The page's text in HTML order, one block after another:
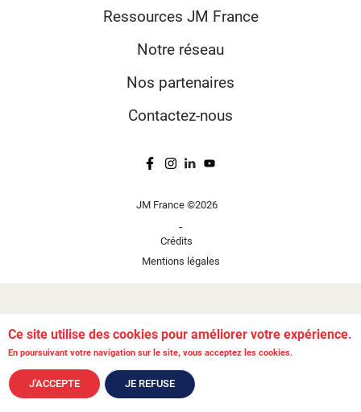
Ressources JM France
Notre réseau
Nos partenaires
Contactez-nous
JM France ©2026
-
Crédits
Mentions légales
Ce site utilise des cookies pour améliorer votre expérience.
En poursuivant votre navigation sur le site, vous acceptez les cookies.
J'ACCEPTE JE REFUSE